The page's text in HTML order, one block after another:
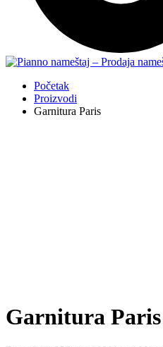
Početak
Proizvodi
Garnitura Paris
Garnitura Paris